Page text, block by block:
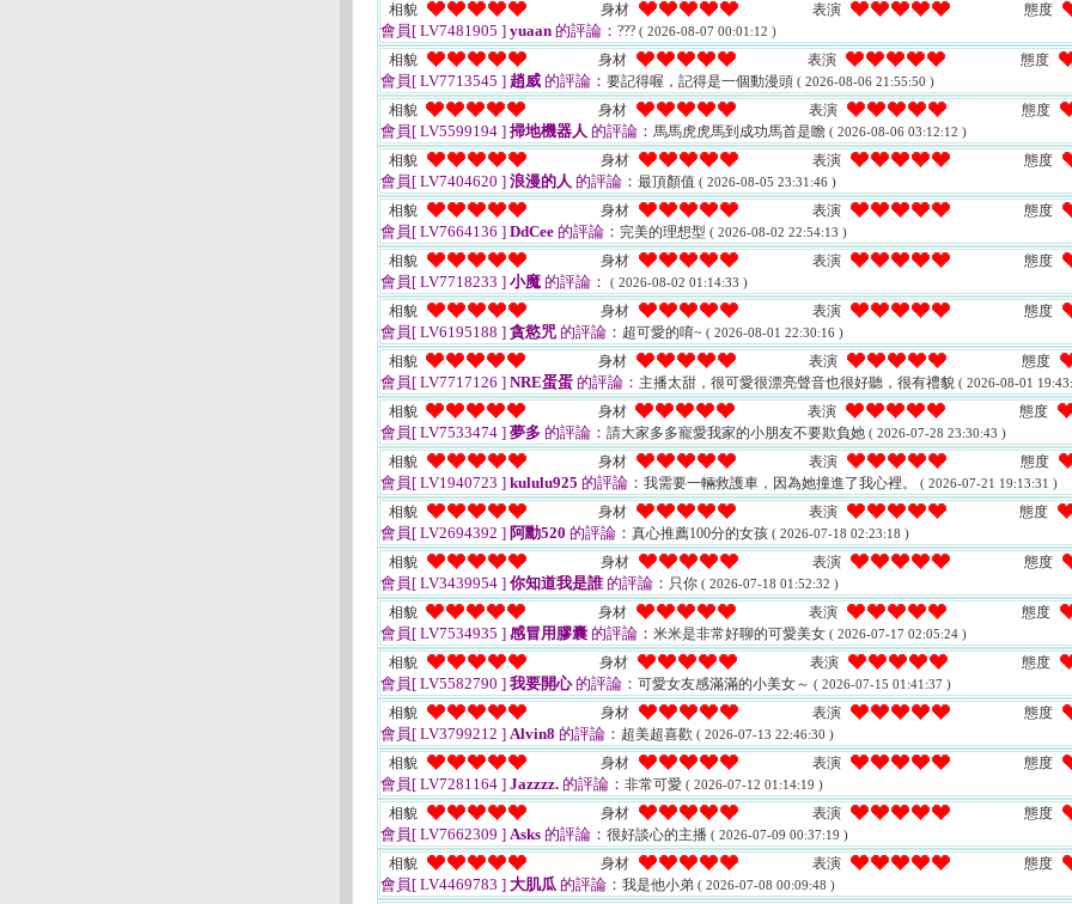
相貌 身材 表演 態度
會員[ LV7481905 ] yuaan 的評論： ??? ( 2026-08-07 00:01:12 )
相貌 身材 表演 態度
會員[ LV7713545 ] 趙威 的評論： 要記得喔，記得是一個動漫頭 ( 2026-08-06 21:55:50 )
相貌 身材 表演 態度
會員[ LV5599194 ] 掃地機器人 的評論： 馬馬虎虎馬到成功馬首是瞻 ( 2026-08-06 03:12:12 )
相貌 身材 表演 態度
會員[ LV7404620 ] 浪漫的人 的評論： 最頂顏值 ( 2026-08-05 23:31:46 )
相貌 身材 表演 態度
會員[ LV7664136 ] DdCee 的評論： 完美的理想型 ( 2026-08-02 22:54:13 )
相貌 身材 表演 態度
會員[ LV7718233 ] 小魔的評論： ( 2026-08-02 01:14:33 )
相貌 身材 表演 態度
會員[ LV6195188 ] 貪慾咒 的評論： 超可愛的唷~ ( 2026-08-01 22:30:16 )
相貌 身材 表演 態度
會員[ LV7717126 ] NRE蛋蛋 的評論： 主播太甜，很可愛很漂亮聲音也很好聽，很有禮貌 ( 2026-08-01
相貌 身材 表演 態度
會員[ LV7533474 ] 夢多 的評論： 請大家多多寵愛我家的小朋友不要欺負她 ( 2026-07-28 23:30:43 )
相貌 身材 表演 態度
會員[ LV1940723 ] kululu925 的評論： 我需要一輛救護車，因為她撞進了我心裡。 ( 2026-07-21 19:13:31 )
相貌 身材 表演 態度
會員[ LV2694392 ] 阿勳520 的評論： 真心推薦100分的女孩 ( 2026-07-18 02:23:18 )
相貌 身材 表演 態度
會員[ LV3439954 ] 你知道我是誰 的評論： 只你 ( 2026-07-18 01:52:32 )
相貌 身材 表演 態度
會員[ LV7534935 ] 感冒用膠囊 的評論： 米米是非常好聊的可愛美女 ( 2026-07-17 02:05:24 )
相貌 身材 表演 態度
會員[ LV5582790 ] 我要開心的評論： 可愛女友感滿滿的小美女～ ( 2026-07-15 01:41:37 )
相貌 身材 表演 態度
會員[ LV3799212 ] Alvin8 的評論： 超美超喜歡 ( 2026-07-13 22:46:30 )
相貌 身材 表演 態度
會員[ LV7281164 ] Jazzzz. 的評論： 非常可愛 ( 2026-07-12 01:14:19 )
相貌 身材 表演 態度
會員[ LV7662309 ] Asks 的評論： 很好談心的主播 ( 2026-07-09 00:37:19 )
相貌 身材 表演 態度
會員[ LV4469783 ] 大肌瓜 的評論： 我是他小弟 ( 2026-07-08 00:09:48 )